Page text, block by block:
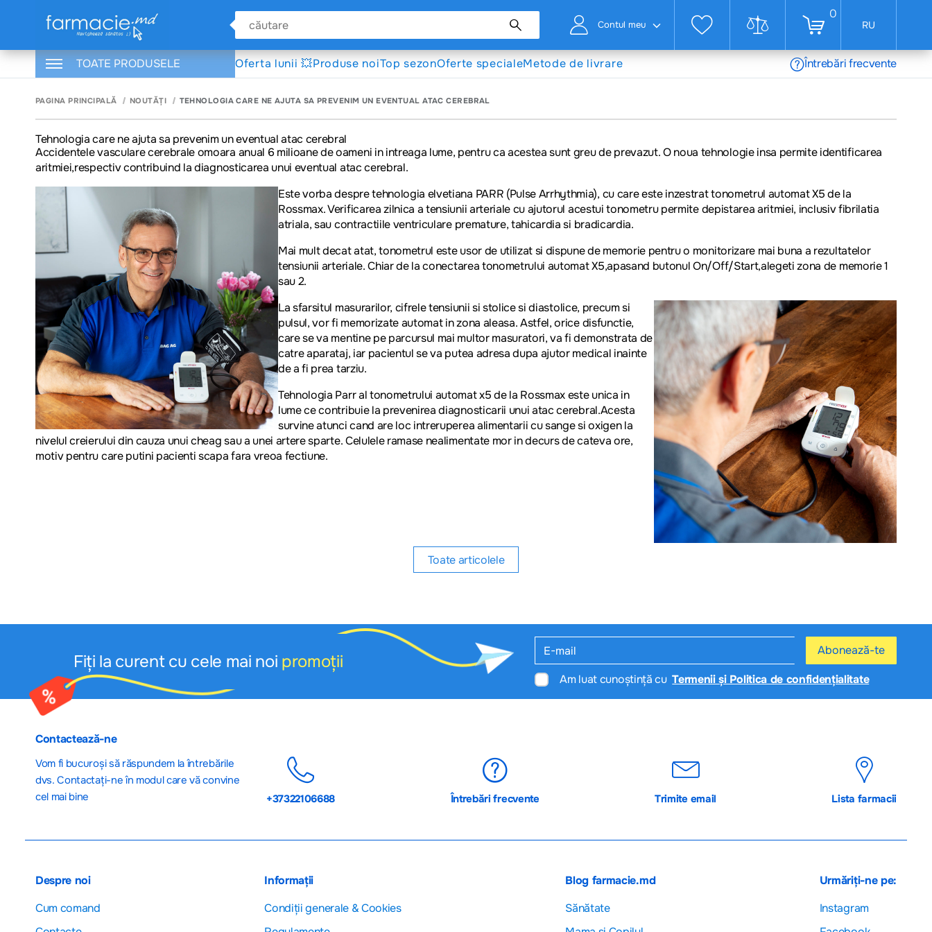
Contul meu
0
RU
TOATE PRODUSELE Oferta lunii 💥Produse noiTop sezonOferte specialeMetode de livrare Întrebări frecvente
PAGINA PRINCIPALĂ NOUTĂȚI TEHNOLOGIA CARE NE AJUTA SA PREVENIM UN EVENTUAL ATAC CEREBRAL
Tehnologia care ne ajuta sa prevenim un eventual atac cerebral
Accidentele vasculare cerebrale omoara anual 6 milioane de oameni in intreaga lume, pentru ca acestea sunt greu de prevazut. O noua tehnologie insa permite identificarea
aritmiei,respectiv contribuind la diagnosticarea unui eventual atac cerebral.
Este vorba despre tehnologia elvetiana PARR (Pulse Arrhythmia), cu care este inzestrattonometrul automat X5 de la
Rossmax. Verificarea zilnica a tensiunii arteriale cu ajutorul acestui tonometru permite depistarea aritmiei, inclusiv fibrilatia
atriala, sau contractiile ventriculare premature, tahicardia si bradicardia.
Mai mult decat atat, tonometrul este usor de utilizat si dispune de memorie pentru o monitorizare mai buna a rezultatelor
tensiunii arteriale. Chiar de la conectareatonometrului automat X5,apasand butonul On/Off/Start,alegeti zona de memorie 1
sau 2.
La sfarsitul masurarilor, cifrele tensiunii si stolice si diastolice, precum si
pulsul, vor fi memorizate automat in zona aleasa. Astfel, orice disfunctie,
care se va mentine pe parcursul mai multor masuratori, va fi demonstrata de
catre aparataj, iar pacientul se va putea adresa dupa ajutor medical inainte
de a fi prea tarziu.
Tehnologia Parr altonometrului automat x5 de la Rossmaxeste unica in
lume ce contribuie la prevenirea diagnosticarii unui atac cerebral.Acesta
survine atunci cand are loc intreruperea alimentarii cu sange si oxigen la
nivelul creierului din cauza unui cheag sau a unei artere sparte. Celulele ramase nealimentate mor in decurs de cateva ore,
motiv pentru care putini pacienti scapa fara vreoa fectiune.
Toate articolele
Fiți la curent cu cele mai noi promoții
Am luat cunoștință cu Termenii și Politica de confidențialitate
Abonează-te
Contactează-ne
Vom fi bucuroși să răspundem la întrebările
dvs. Contactați-ne în modul care vă convine
cel mai bine
+37322106688 Întrebări frecvente Trimite email Lista farmacii
Despre noi
Cum comand
Informații
Сondiții generale & Cookies
Blog farmacie.md
Sănătate
Urmăriți-ne pe:
Instagram